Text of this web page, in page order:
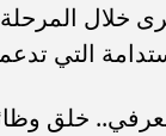
خلال
التي
خلق